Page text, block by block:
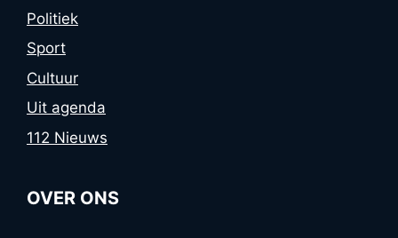
Politiek
Sport
Cultuur
Uit agenda
112 Nieuws
OVER ONS